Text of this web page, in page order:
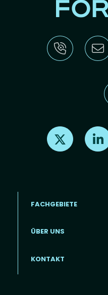
Find us on X
FACHGEBIETE
ÜBER UNS
KONTAKT